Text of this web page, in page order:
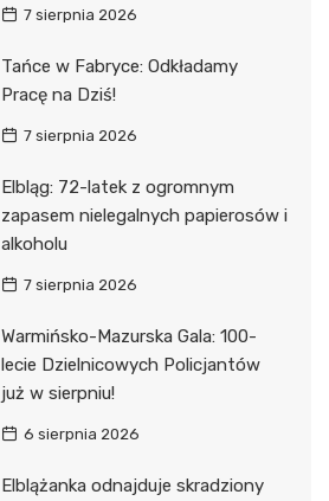
7 sierpnia 2026
Tańce w Fabryce: Odkładamy
Pracę na Dziś!
7 sierpnia 2026
Elbląg: 72-latek z ogromnym
zapasem nielegalnych papierosów i
alkoholu
7 sierpnia 2026
Warmińsko-Mazurska Gala: 100-
lecie Dzielnicowych Policjantów
już w sierpniu!
6 sierpnia 2026
Elblążanka odnajduje skradziony